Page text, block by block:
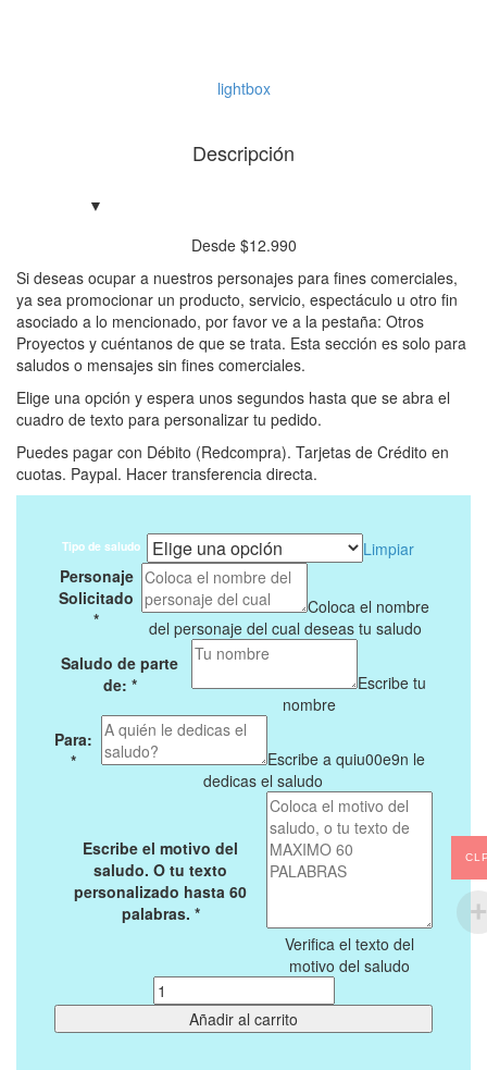
0
lightbox
Descripción
Desde $12.990
Si deseas ocupar a nuestros personajes para fines comerciales,
ya sea promocionar un producto, servicio, espectáculo u otro fin
asociado a lo mencionado, por favor ve a la pestaña: Otros
Proyectos y cuéntanos de que se trata. Esta sección es solo para
saludos o mensajes sin fines comerciales.
Elige una opción y espera unos segundos hasta que se abra el
cuadro de texto para personalizar tu pedido.
Puedes pagar con Débito (Redcompra). Tarjetas de Crédito en
cuotas. Paypal. Hacer transferencia directa.
Tipo de saludo
Limpiar
Personaje
Solicitado
*
Coloca el nombre
del personaje del cual deseas tu saludo
Saludo de parte
de: *
Escribe tu
nombre
Para:
*
Escribe a quiu00e9n le
dedicas el saludo
Escribe el motivo del
saludo. O tu texto
personalizado hasta 60
palabras. *
Verifica el texto del
motivo del saludo
Cantidad
Añadir al carrito